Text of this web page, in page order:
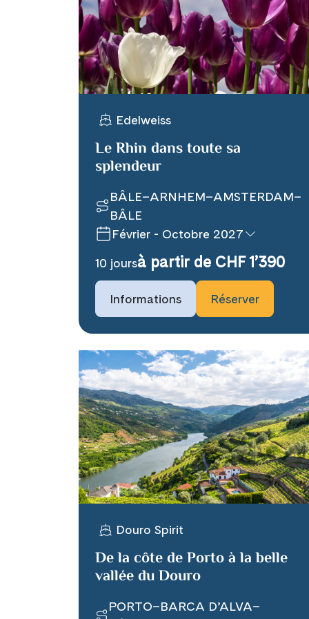
X
Telegram
Edelweiss
Le Rhin dans toute sa
splendeur
BÂLE–ARNHEM–AMSTERDAM–
BÂLE
Février - Octobre 2027
10 joursà partir de CHF 1’390
Informations Réserver
Douro Spirit
De la côte de Porto à la belle
vallée du Douro
PORTO–BARCA D’ALVA–